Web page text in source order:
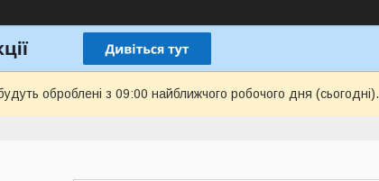
оброблені з 09:00 найближчого робочого дня (сьогодні).